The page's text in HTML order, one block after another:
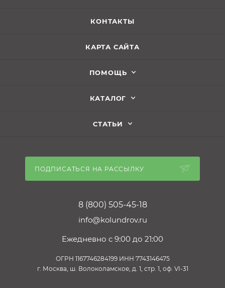
КОНТАКТЫ
КАРТА САЙТА
ПОМОЩЬ
КАТАЛОГ
СТАТЬИ
ПОДПИСАТЬСЯ НА РАССЫЛКУ
8 (800) 505-45-18
info@kolundrov.ru
Ежедневно с 9:00 до 21:00
ОГРН 1167746284199 ИНН 7743146475
г. Москва, ш. Волоколамское, д. 1, стр. 1, оф. VI-31